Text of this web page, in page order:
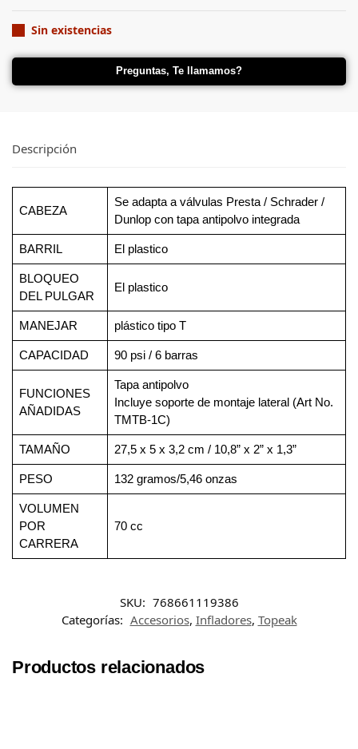
Sin existencias
Preguntas, Te llamamos?
Descripción
CABEZA
Se adapta a válvulas Presta / Schrader /
Dunlop con tapa antipolvo integrada
BARRIL El plastico
BLOQUEO
DEL PULGAR
El plastico
MANEJAR plástico tipo T
CAPACIDAD 90 psi / 6 barras
FUNCIONES
AÑADIDAS
Tapa antipolvo
Incluye soporte de montaje lateral (Art No.
TMTB-1C)
TAMAÑO 27,5 x 5 x 3,2 cm / 10,8” x 2” x 1,3”
PESO 132 gramos/5,46 onzas
VOLUMEN
POR
CARRERA
70 cc
SKU: 768661119386
Categorías: Accesorios, Infladores, Topeak
Productos relacionados